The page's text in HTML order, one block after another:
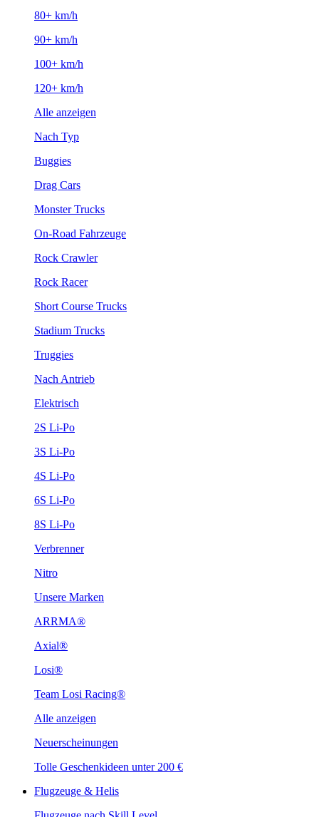
80+ km/h
90+ km/h
100+ km/h
120+ km/h
Alle anzeigen
Nach Typ
Buggies
Drag Cars
Monster Trucks
On-Road Fahrzeuge
Rock Crawler
Rock Racer
Short Course Trucks
Stadium Trucks
Truggies
Nach Antrieb
Elektrisch
2S Li-Po
3S Li-Po
4S Li-Po
6S Li-Po
8S Li-Po
Verbrenner
Nitro
Unsere Marken
ARRMA®
Axial®
Losi®
Team Losi Racing®
Alle anzeigen
Neuerscheinungen
Tolle Geschenkideen unter 200 €
Flugzeuge & Helis